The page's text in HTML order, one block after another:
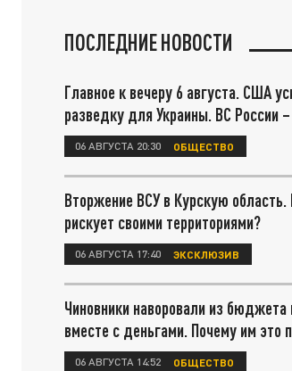
ПОСЛЕДНИЕ НОВОСТИ
Главное к вечеру 6 августа. США
разведку для Украины. ВС России
06 АВГУСТА 20:30 ОБЩЕСТВО
Вторжение ВСУ в Курскую область.
рискует своими территориями?
06 АВГУСТА 17:40 ЭКСКЛЮЗИВ
Чиновники наворовали из
вместе с деньгами. Почему им это
06 АВГУСТА 14:52 ОБЩЕСТВО